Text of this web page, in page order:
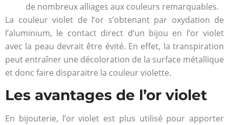
de nombreux alliages aux couleurs remarquables.
La couleur violet de l’or s’obtenant par oxydation de
l’aluminium, le contact direct d’un bijou en l’or violet
avec la peau devrait être évité. En effet, la transpiration
peut entraîner une décoloration de la surface métallique
et donc faire disparaitre la couleur violette.
Les avantages de l’or violet
En bijouterie, l’or violet est plus utilisé pour apporter